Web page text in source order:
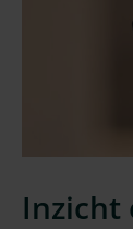
Inzicht